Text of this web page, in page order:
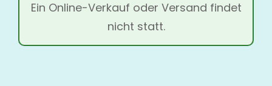
Ein Online-Verkauf oder Versand findet
nicht statt.